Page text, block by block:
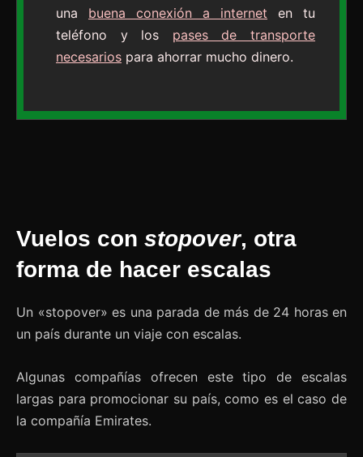
una
buena conexión a internet
en tu
teléfono y los
pases de transporte
necesarios para ahorrar mucho dinero.
Vuelos con stopover, otra
forma de hacer escalas
Un «stopover» es una parada de más de 24 horas en
un país durante un viaje con escalas.
Algunas compañías ofrecen este tipo de escalas
largas para promocionar su país, como es el caso de
la compañía Emirates.